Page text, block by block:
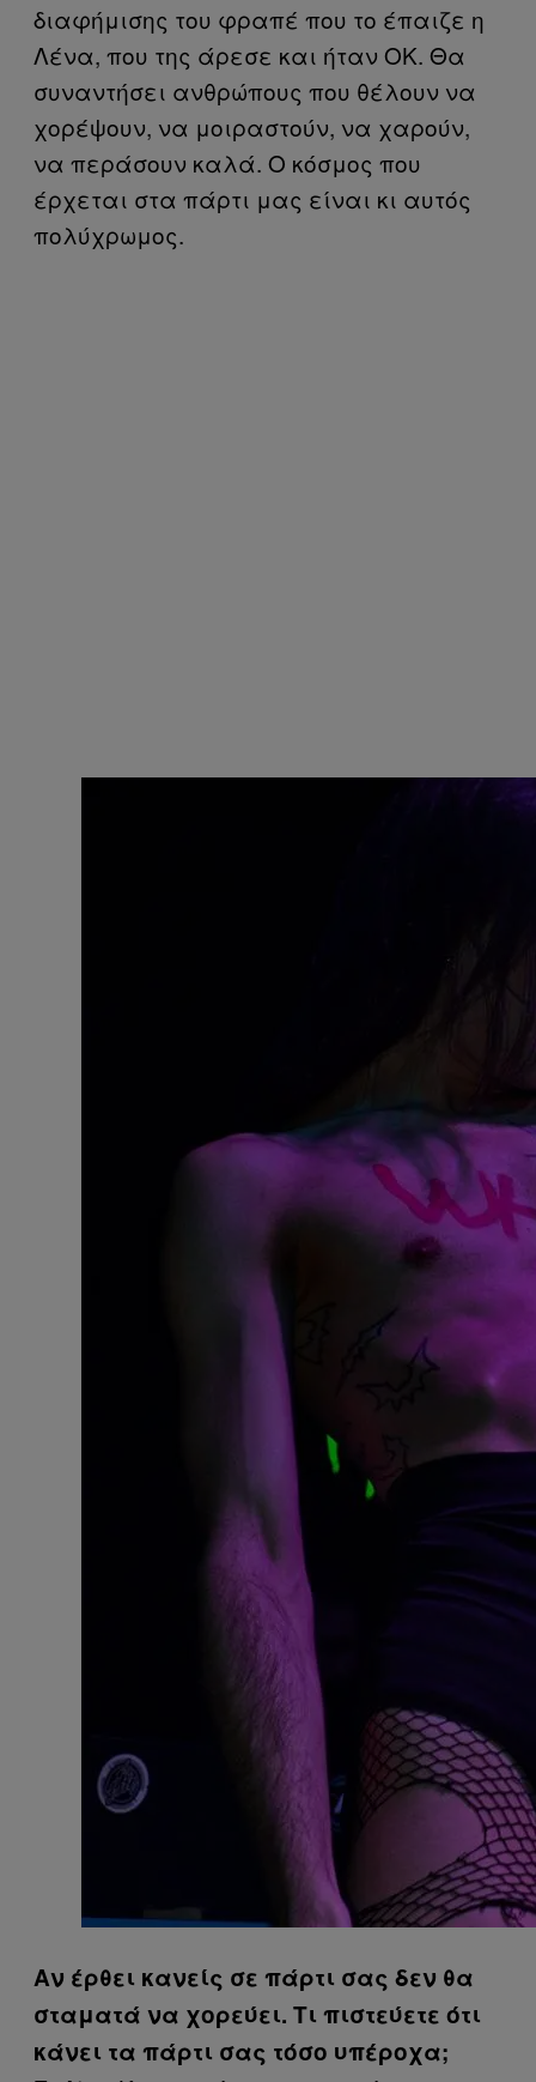
διαφήμισης του φραπέ που το έπαιζε η
Λένα, που της άρεσε και ήταν ΟΚ. Θα
συναντήσει ανθρώπους που θέλουν να
χορέψουν, να μοιραστούν, να χαρούν,
να περάσουν καλά. Ο κόσμος που
έρχεται στα πάρτι μας είναι κι αυτός
πολύχρωμος.
Αν έρθει κανείς σε πάρτι σας δεν θα
σταματά να χορεύει. Τι πιστεύετε ότι
κάνει τα πάρτι σας τόσο υπέροχα;